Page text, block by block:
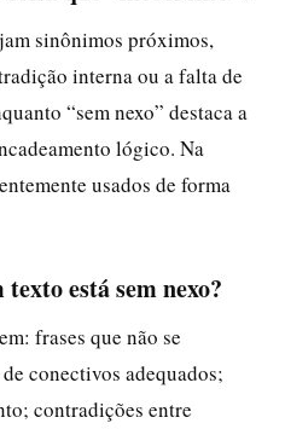
sinônimos próximos,
interna ou a falta de
“sem nexo” destaca a
lógico. Na
usados de forma
está sem nexo?
frases que não se
conectivos adequados;
contradições entre